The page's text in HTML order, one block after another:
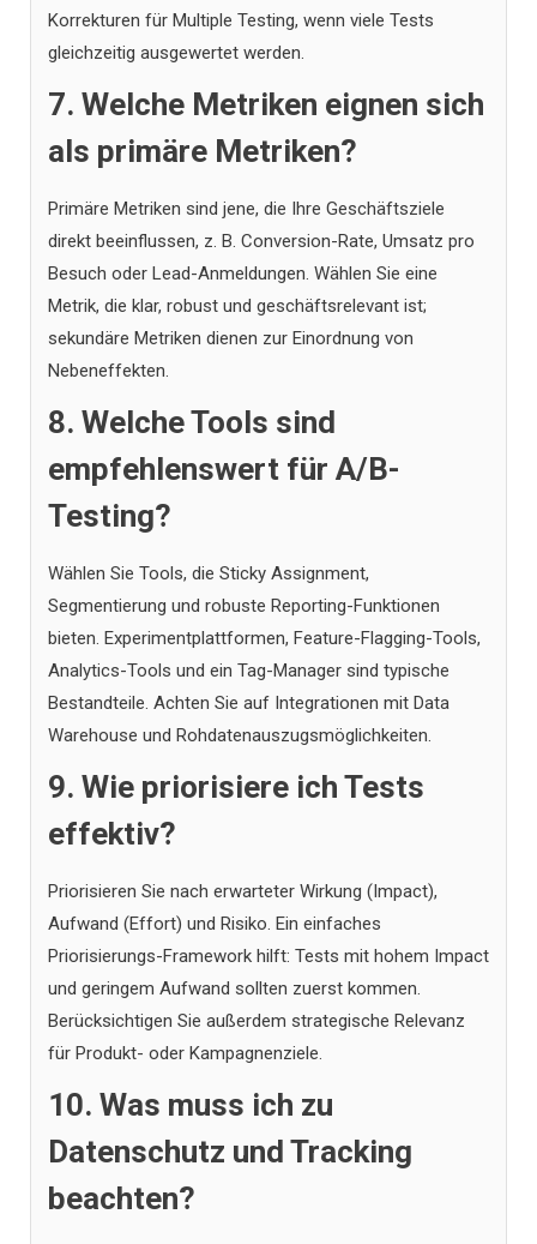
Korrekturen für Multiple Testing, wenn viele Tests
gleichzeitig ausgewertet werden.
7. Welche Metriken eignen sich
als primäre Metriken?
Primäre Metriken sind jene, die Ihre Geschäftsziele
direkt beeinflussen, z. B. Conversion-Rate, Umsatz pro
Besuch oder Lead-Anmeldungen. Wählen Sie eine
Metrik, die klar, robust und geschäftsrelevant ist;
sekundäre Metriken dienen zur Einordnung von
Nebeneffekten.
8. Welche Tools sind
empfehlenswert für A/B-
Testing?
Wählen Sie Tools, die Sticky Assignment,
Segmentierung und robuste Reporting-Funktionen
bieten. Experimentplattformen, Feature-Flagging-Tools,
Analytics-Tools und ein Tag-Manager sind typische
Bestandteile. Achten Sie auf Integrationen mit Data
Warehouse und Rohdatenauszugsmöglichkeiten.
9. Wie priorisiere ich Tests
effektiv?
Priorisieren Sie nach erwarteter Wirkung (Impact),
Aufwand (Effort) und Risiko. Ein einfaches
Priorisierungs-Framework hilft: Tests mit hohem Impact
und geringem Aufwand sollten zuerst kommen.
Berücksichtigen Sie außerdem strategische Relevanz
für Produkt- oder Kampagnenziele.
10. Was muss ich zu
Datenschutz und Tracking
beachten?